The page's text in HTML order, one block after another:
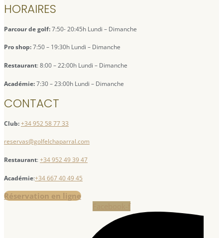
HORAIRES
Parcour de golf:7:50- 20:45h Lundi – Dimanche
Pro shop:7:50 – 19:30h Lundi – Dimanche
Restaurant: 8:00 – 22:00h Lundi – Dimanche
Académie:7:30 – 23:00h Lundi – Dimanche
CONTACT
Club:+34 952 58 77 33
reservas@golfelchaparral.com
Restaurant:+34 952 49 39 47
Académie:+34 667 40 49 45
Réservation en ligne